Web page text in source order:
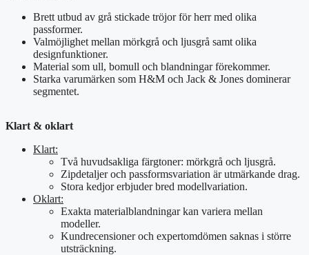
Brett utbud av grå stickade tröjor för herr med olika
passformer.
Valmöjlighet mellan mörkgrå och ljusgrå samt olika
designfunktioner.
Material som ull, bomull och blandningar förekommer.
Starka varumärken som H&M och Jack & Jones dominerar
segmentet.
Klart & oklart
Klart:
Två huvudsakliga färgtoner: mörkgrå och ljusgrå.
Zipdetaljer och passformsvariation är utmärkande drag.
Stora kedjor erbjuder bred modellvariation.
Oklart:
Exakta materialblandningar kan variera mellan
modeller.
Kundrecensioner och expertomdömen saknas i större
utsträckning.